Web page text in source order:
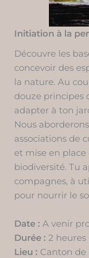
Initiation à la
Découvre les
concevoir des
la nature. Au
douze principes
adapter à ton
Nous
associations de
et mise en
biodiversité. Tu
compagnes, à
pour nourrir le
Date : A venir
Durée : 2 heures
Lieu : Canton de